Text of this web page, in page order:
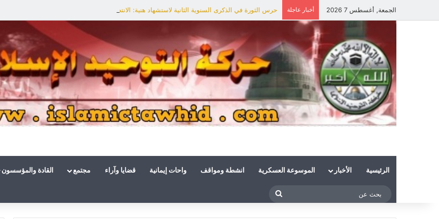
الجمعة, أغسطس 7 2026 أخبار عاجلة حرس الثورة في الذكرى السنوية الثانية لاستشهاد هنية: الانتصار لفلسطين أقرب
الرئيسية الأخبار الموسوعة العسكرية انشطة ومواقف واحات إيمانية قضايا وآراء مجتمع القادة والمؤسسون